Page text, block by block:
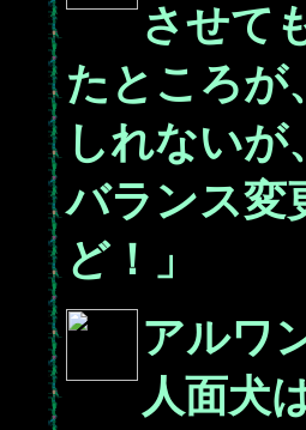
させて
たところが
しれないが
バランス変
ど！」
アルワ
人面犬